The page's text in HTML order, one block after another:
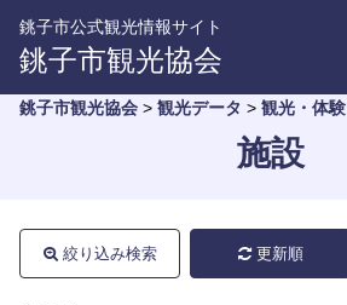
銚子市公式観光情報サイト
銚子市観光協会
銚子市観光協会 > 観光データ > 観光・体験
施設
絞り込み検索 更新順